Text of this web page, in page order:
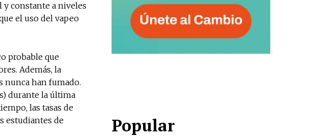
y constante a niveles
el uso del vapeo
probable que
Además, la
nunca han fumado.
durante la última
las tasas de
estudiantes de
Popular